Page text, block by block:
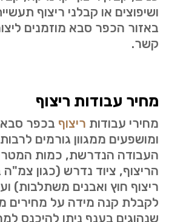
ושיפוצים או קבלני ריצוף
באזור הכפר סבא מוזמנים
קשר.
מחיר עבודות ריצוף
מחירי עבודות ריצוף בכפר
ומושפעים ממגוון גורמים
העבודה הנדרשת, כמות
הריצוף, ציוד נדרש (כגון צמ"ה
ריצוף חוץ ואבנים משתלבות)
לקבלת קנה מידה על מחירים
שנהוגים בענף ניתן להיכנס